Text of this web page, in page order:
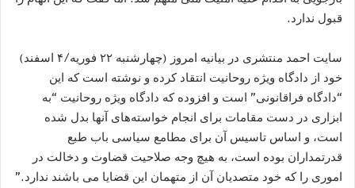
قبول ندارد.
سایت احمد منتشری در بیانیه امروز (چهارشنبه ۲۲ فوریه/۴ اسفند)
خود از دادگاه ویژه روحانیت انتقاد کرده و نوشته است که این
“دادگاه فراقانونی” است و افزوده که دادگاه ویژه روحانیت “به
ابزاری در دست مقامات برای انجام خواسته‌های آنها بدل شده
است، و اساس تاسیس آن برای مطامع سیاسی باب طبع
قدرتمداران بوده است، به هیچ وجه صلاحیت قضاوت و دخالت در
اموری را که خود متصدیان آن از متهمان این قضایا می باشند ندارد.”